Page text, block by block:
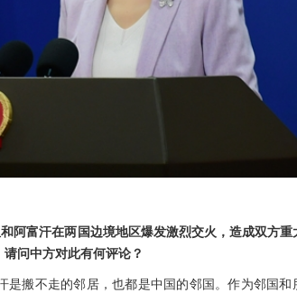
阿富汗在两国边境地区爆发激烈交火，造成双方
问中方对此有何评论？
搬不走的邻居，也都是中国的邻国。作为邻国